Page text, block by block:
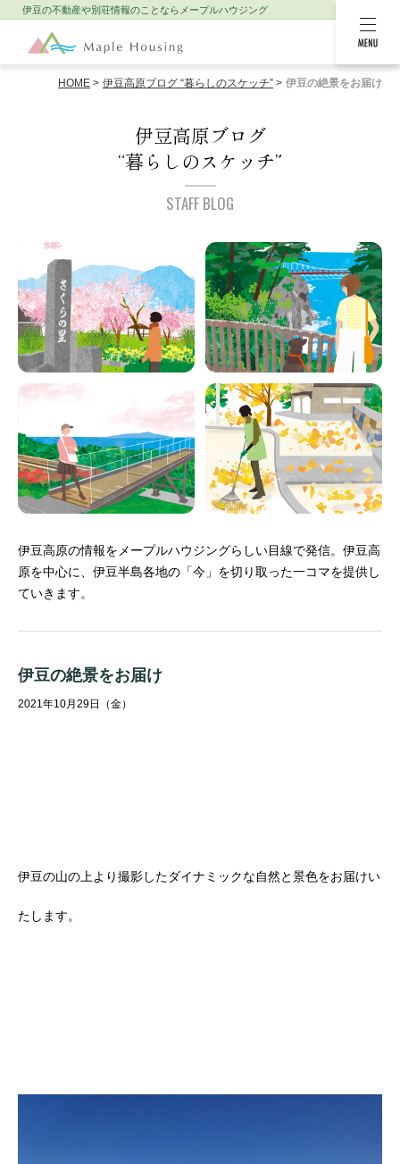
MENU
伊豆の不動産や別荘情報のことなら メープルハウジング
HOME 伊豆高原ブログ “暮らしのスケッチ” 伊豆の絶景をお届け
伊豆高原ブログ
“暮らしのスケッチ”
STAFF BLOG
伊豆高原の情報をメープルハウジングらしい目線で発信。 伊豆高
原を中心に、伊豆半島各地の「今」を切り取った一コマを提供し
ていきます。
伊豆の絶景をお届け
2021年10月29日（金）
伊豆の山の上より撮影したダイナミックな自然と景色をお届けい
たします。